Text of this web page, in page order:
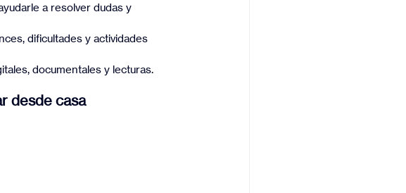
a resolver dudas y
dificultades y actividades
documentales y lecturas.
desde casa